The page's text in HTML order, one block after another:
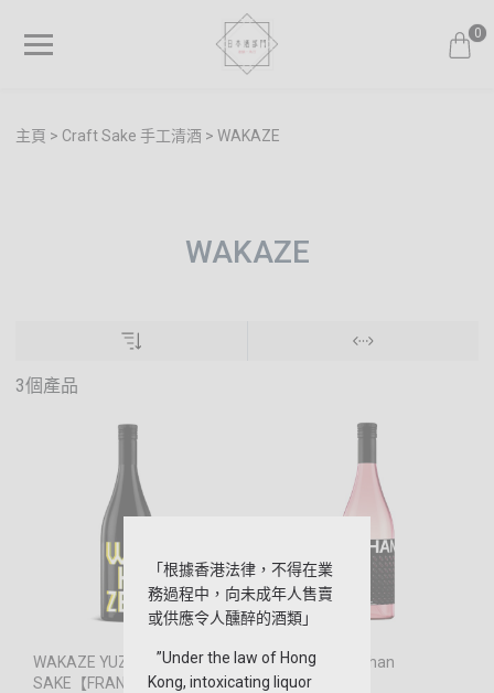
0
主頁 Craft Sake 手工清酒 WAKAZE
WAKAZE
3個產品
WAKAZE YUZU
SAKE【FRANCE】
WAKAZE Ispahan
【France】
「根據香港法律，不得在業
務過程中，向未成年人售賣
或供應令人醺醉的酒類」
”Under the law of Hong
Kong, intoxicating liquor